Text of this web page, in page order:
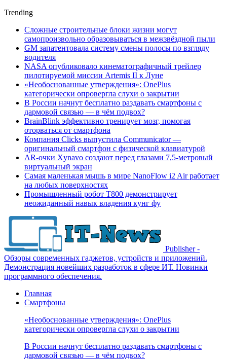
Trending
Сложные строительные блоки жизни могут
самопроизвольно образовываться в межзвёздной пыли
GM запатентовала систему смены полосы по взгляду
водителя
NASA опубликовало кинематографичный трейлер
пилотируемой миссии Artemis II к Луне
«Необоснованные утверждения»: OnePlus
категорически опровергла слухи о закрытии
В России начнут бесплатно раздавать смартфоны с
дармовой связью — в чём подвох?
BrainBlink эффективно тренирует мозг, помогая
оторваться от смартфона
Компания Clicks выпустила Communicator —
оригинальный смартфон с физической клавиатурой
AR-очки Xynavo создают перед глазами 7,5-метровый
виртуальный экран
Самая маленькая мышь в мире NanoFlow i2 Air работает
на любых поверхностях
Промышленный робот Т800 демонстрирует
неожиданный навык владения кунг фу
Publisher -
Обзоры современных гаджетов, устройств и приложений.
Демонстрация новейших разработок в сфере ИТ. Новинки
программного обеспечения.
Главная
Смартфоны
«Необоснованные утверждения»: OnePlus
категорически опровергла слухи о закрытии
В России начнут бесплатно раздавать смартфоны с
дармовой связью — в чём подвох?